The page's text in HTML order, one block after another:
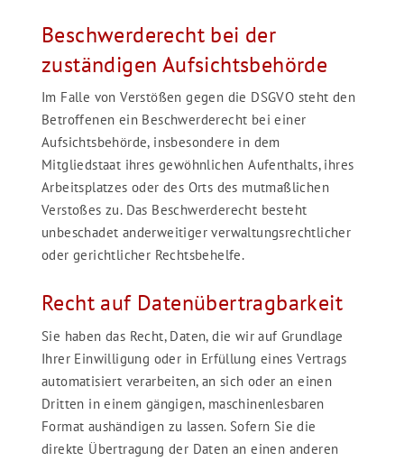
Beschwerde­recht bei der
zuständigen Aufsichts­behörde
Im Falle von Verstößen gegen die DSGVO steht den
Betroffenen ein Beschwerderecht bei einer
Aufsichtsbehörde, insbesondere in dem
Mitgliedstaat ihres gewöhnlichen Aufenthalts, ihres
Arbeitsplatzes oder des Orts des mutmaßlichen
Verstoßes zu. Das Beschwerderecht besteht
unbeschadet anderweitiger verwaltungsrechtlicher
oder gerichtlicher Rechtsbehelfe.
Recht auf Daten­übertrag­barkeit
Sie haben das Recht, Daten, die wir auf Grundlage
Ihrer Einwilligung oder in Erfüllung eines Vertrags
automatisiert verarbeiten, an sich oder an einen
Dritten in einem gängigen, maschinenlesbaren
Format aushändigen zu lassen. Sofern Sie die
direkte Übertragung der Daten an einen anderen